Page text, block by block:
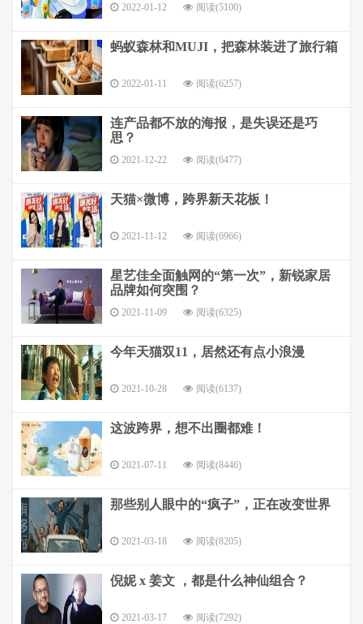
2022-01-12 阅读(5100)
蚂蚁森林和MUJI，把森林装进了旅行箱
2022-01-11 阅读(6257)
连产品都不放的海报，是失误还是巧
思？
2021-12-22 阅读(6477)
天猫×微博，跨界新天花板！
2021-11-12 阅读(6966)
星艺佳全面触网的“第一次”，新锐家居
品牌如何突围？
2021-11-09 阅读(6325)
今年天猫双11，居然还有点小浪漫
2021-10-28 阅读(6137)
这波跨界，想不出圈都难！
2021-07-11 阅读(8446)
那些别人眼中的“疯子”，正在改变世界
2021-03-18 阅读(8205)
倪妮 x 姜文 ，都是什么神仙组合？
2021-03-17 阅读(7292)